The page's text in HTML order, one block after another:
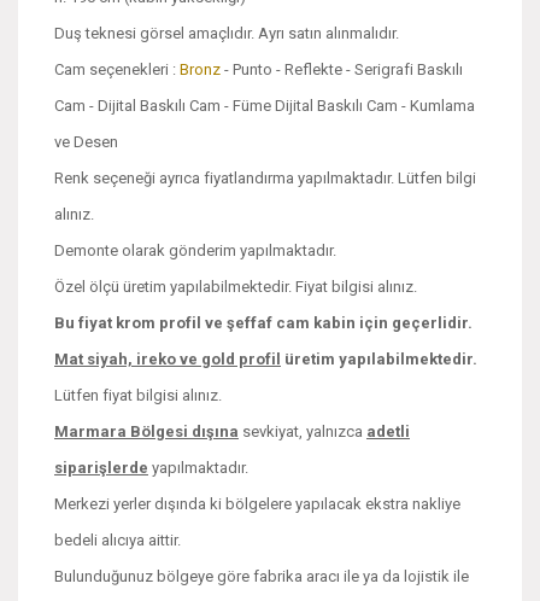
Duş teknesi görsel amaçlıdır. Ayrı satın alınmalıdır.
Cam seçenekleri : Bronz - Punto - Reflekte - Serigrafi Baskılı
Cam - Dijital Baskılı Cam - Füme Dijital Baskılı Cam - Kumlama
ve Desen
Renk seçeneği ayrıca fiyatlandırma yapılmaktadır. Lütfen bilgi
alınız.
Demonte olarak gönderim yapılmaktadır.
Özel ölçü üretim yapılabilmektedir. Fiyat bilgisi alınız.
Bu fiyat krom profil ve şeffaf cam kabin için geçerlidir.
Mat siyah, ireko ve gold profil üretim yapılabilmektedir.
Lütfen fiyat bilgisi alınız.
Marmara Bölgesi dışına sevkiyat, yalnızca adetli
siparişlerde yapılmaktadır.
Merkezi yerler dışında ki bölgelere yapılacak ekstra nakliye
bedeli alıcıya aittir.
Bulunduğunuz bölgeye göre fabrika aracı ile ya da lojistik ile